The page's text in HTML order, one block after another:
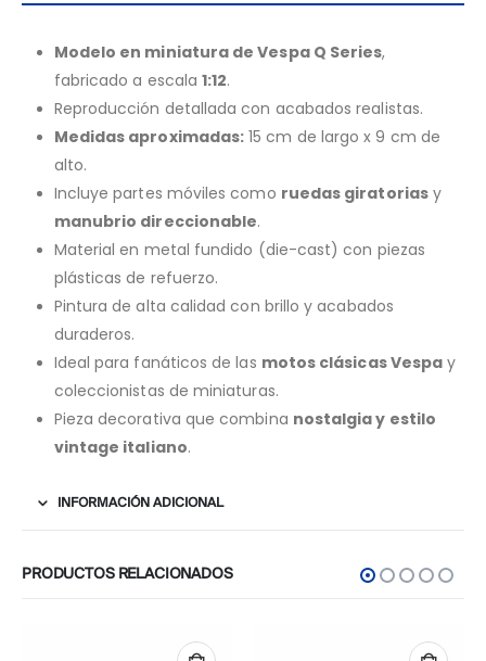
Modelo en miniatura de Vespa Q Series,
fabricado a escala1:12.
Reproducción detallada con acabados realistas.
Medidas aproximadas: 15 cm de largo x 9 cm de
alto.
Incluye partes móviles como ruedas giratoriasy
manubrio direccionable.
Material en metal fundido (die-cast) con piezas
plásticas de refuerzo.
Pintura de alta calidad con brillo y acabados
duraderos.
Ideal para fanáticos de las motos clásicas Vespa y
coleccionistas de miniaturas.
Pieza decorativa que combina nostalgia y estilo
vintage italiano.
INFORMACIÓN ADICIONAL
PRODUCTOS RELACIONADOS